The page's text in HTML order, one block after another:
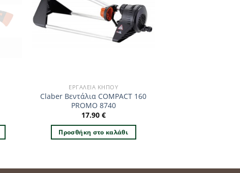
ΕΡΓΑΛΕΊΑ ΚΉΠΟΥ
Claber Βεντάλια COMPACT 160
PROMO 8740
17.90 €
Προσθήκη στο καλάθι